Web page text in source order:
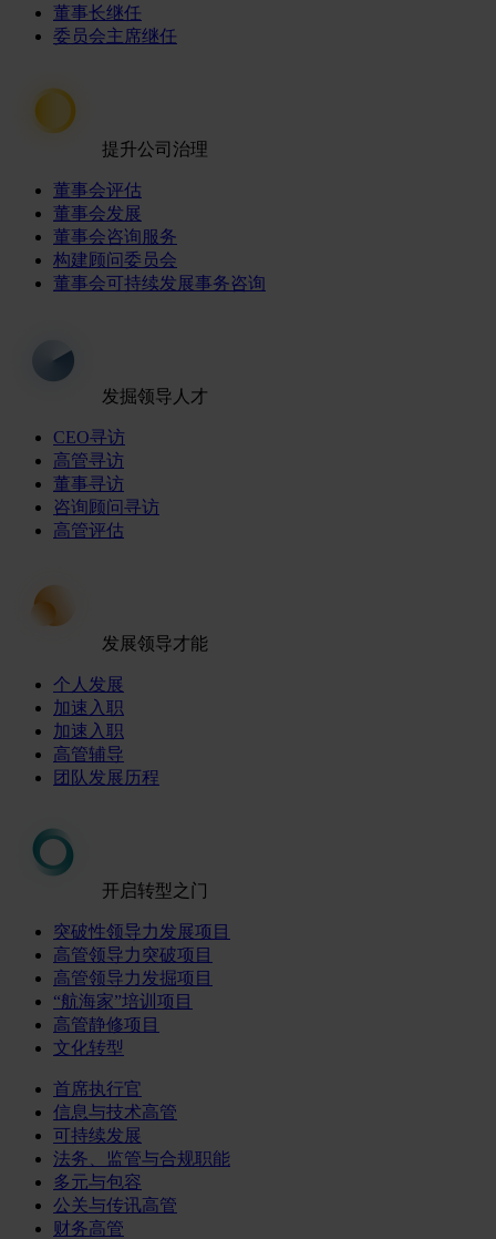
董事长继任
委员会主席继任
提升公司治理
董事会评估
董事会发展
董事会咨询服务
构建顾问委员会
董事会可持续发展事务咨询
发掘领导人才
CEO寻访
高管寻访
董事寻访
咨询顾问寻访
高管评估
发展领导才能
个人发展
加速入职
加速入职
高管辅导
团队发展历程
开启转型之门
突破性领导力发展项目
高管领导力突破项目
高管领导力发掘项目
“航海家”培训项目
高管静修项目
文化转型
首席执行官
信息与技术高管
可持续发展
法务、监管与合规职能
多元与包容
公关与传讯高管
财务高管